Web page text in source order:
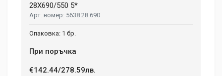
28X690/550 5*
5638 28 690
1 бр.
При поръчка
€142.44/278.59лв.